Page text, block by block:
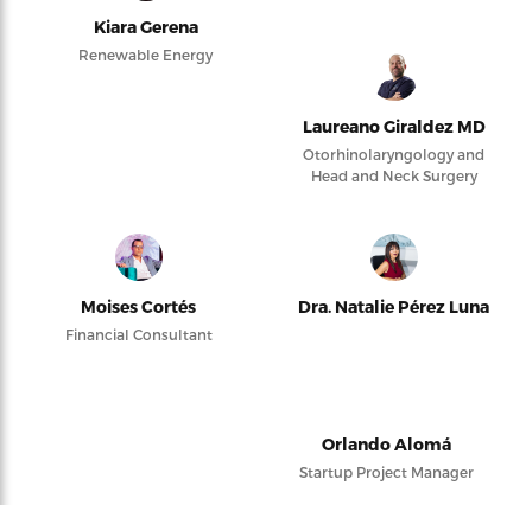
Kiara Gerena
Renewable Energy
Laureano Giraldez MD
Otorhinolaryngology and
Head and Neck Surgery
Moises Cortés
Financial Consultant
Dra. Natalie Pérez Luna
Orlando Alomá
Startup Project Manager